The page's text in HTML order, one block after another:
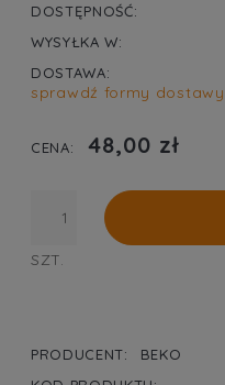
DOSTĘPNOŚĆ:
WYSYŁKA W:
DOSTAWA:
CENA NIE ZAWIERA
sprawdź formy dostawy
CENA: 48,00 zł
SZT.
PRODUCENT:
BEKO